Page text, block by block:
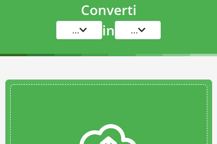
Converti
... in ...